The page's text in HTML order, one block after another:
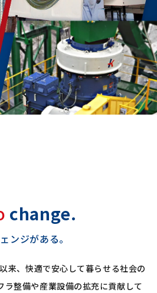
change.
ンジがある。
来、快適で安心して暮らせる社会の
ラ整備や産業設備の拡充に貢献して